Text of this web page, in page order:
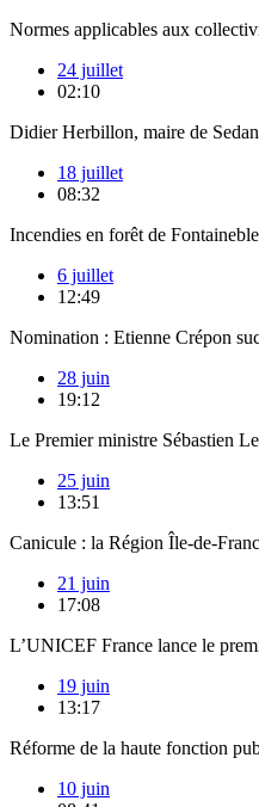
Normes applicables aux
24 juillet
02:10
Didier Herbillon, maire de
18 juillet
08:32
Incendies en forêt de
6 juillet
12:49
Nomination : Etienne Crépon
28 juin
19:12
Le Premier ministre Sébastien
25 juin
13:51
Canicule : la Région Île-de-
21 juin
17:08
L’UNICEF France lance le
19 juin
13:17
Réforme de la haute fonction
10 juin